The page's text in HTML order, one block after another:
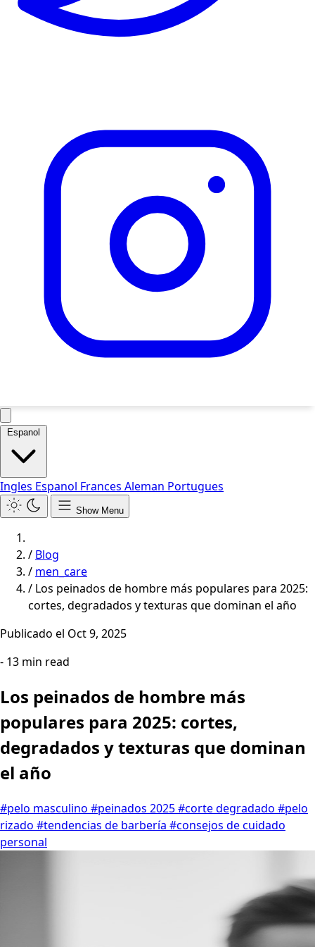
Espanol
Ingles Espanol Frances Aleman Portugues
Show Menu
/ Blog
/ men_care
/ Los peinados de hombre más populares para 2025:
cortes, degradados y texturas que dominan el año
Publicado el Oct 9, 2025
- 13 min read
Los peinados de hombre más
populares para 2025: cortes,
degradados y texturas que dominan
el año
#pelo masculino #peinados 2025#corte degradado #pelo
rizado #tendencias de barbería #consejos de cuidado
personal